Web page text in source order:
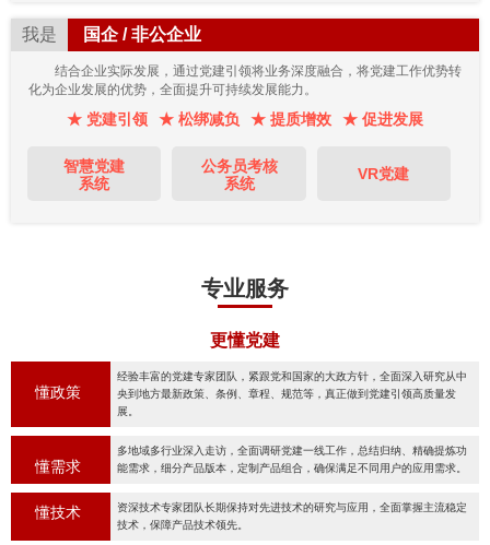
我是 国企 / 非公企业
结合企业实际发展，通过党建引领将业务深度融合，将党建工作优势转
化为企业发展的优势，全面提升可持续发展能力。
★ 党建引领 ★ 松绑减负 ★ 提质增效 ★ 促进发展
智慧党建
系统
公务员考核
系统
VR党建
专业服务
更懂党建
懂政策
经验丰富的党建专家团队，紧跟党和国家的大政方针，全面深入研究从中
央到地方最新政策、条例、章程、规范等，真正做到党建引领高质量发
展。
懂需求
多地域多行业深入走访，全面调研党建一线工作，总结归纳、精确提炼功
能需求，细分产品版本，定制产品组合，确保满足不同用户的应用需求。
懂技术
资深技术专家团队长期保持对先进技术的研究与应用，全面掌握主流稳定
技术，保障产品技术领先。